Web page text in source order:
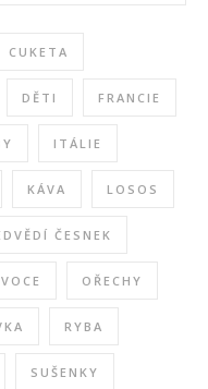
CUKETA
DĚTI FRANCIE
ITÁLIE
KÁVA LOSOS
ČESNEK
OŘECHY
RYBA
SUŠENKY